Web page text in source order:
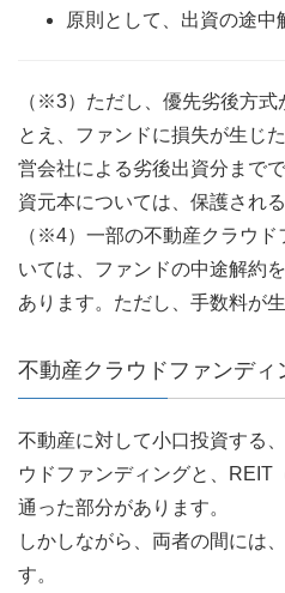
原則として、出資の途
（※3）ただし、優先劣後方
とえ、ファンドに損失が生じ
営会社による劣後出資分まで
資元本については、保護され
（※4）一部の不動産クラウ
いては、ファンドの中途解約
あります。ただし、手数料が
不動産クラウドファンディ
不動産に対して小口投資する
ウドファンディングと、REIT
通った部分があります。
しかしながら、両者の間には
す。